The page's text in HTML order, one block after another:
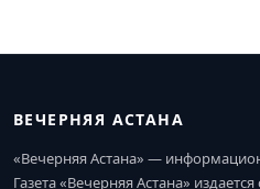
ВЕЧЕРНЯЯ АСТАНА
«Вечерняя Астана» —
Газета «Вечерняя Астана»